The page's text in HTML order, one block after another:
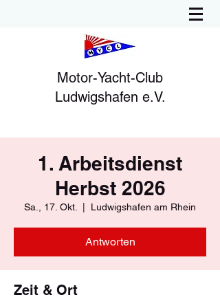
Motor-Yacht-Club
Ludwigshafen e.V.
1. Arbeitsdienst
Herbst 2026
Sa., 17. Okt. Ludwigshafen am Rhein
Antworten
Zeit & Ort